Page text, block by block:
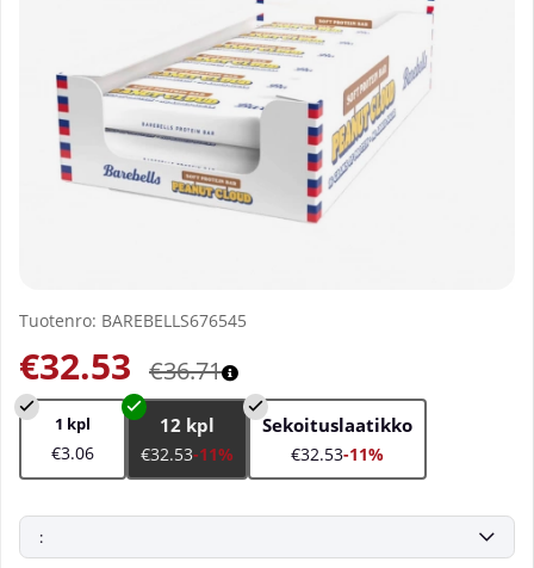
Tuotenro: BAREBELLS676545
€36.71
€32.53
1 kpl
€3.06
12 kpl
€32.53-11%
Sekoituslaatikko
€32.53-11%